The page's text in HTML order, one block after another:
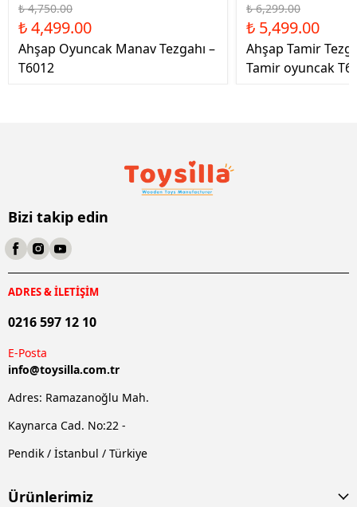
₺ 4,750.00
₺ 4,499.00
Ahşap Oyuncak Manav Tezgahı –
T6012
₺ 6,299.00
₺ 5,499.00
Ahşap Tamir
Tamir oyuncak
Bizi takip edin
ADRES & İLETİŞİM
0216 597 12 10
E-Posta
info@toysilla.com.tr
Adres: Ramazanoğlu Mah.
Kaynarca Cad. No:22 -
Pendik / İstanbul / Türkiye
Ürünlerimiz